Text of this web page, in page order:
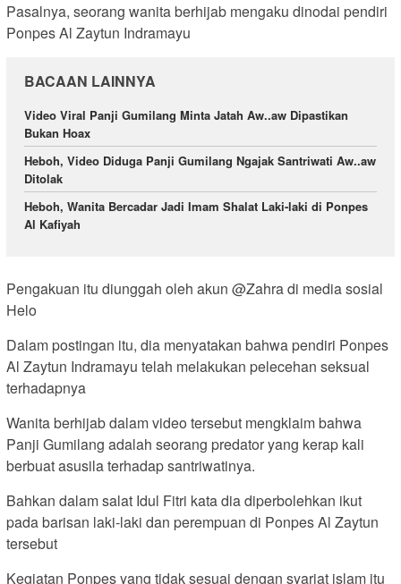
Pasalnya, seorang wanita berhijab mengaku dinodai pendiri
Ponpes Al Zaytun Indramayu
BACAAN LAINNYA
Video Viral Panji Gumilang Minta Jatah Aw..aw Dipastikan
Bukan Hoax
Heboh, Video Diduga Panji Gumilang Ngajak Santriwati Aw..aw
Ditolak
Heboh, Wanita Bercadar Jadi Imam Shalat Laki-laki di Ponpes
Al Kafiyah
Pengakuan itu diunggah oleh akun @Zahra di media sosial
Helo
Dalam postingan itu, dia menyatakan bahwa pendiri Ponpes
Al Zaytun Indramayu telah melakukan pelecehan seksual
terhadapnya
Wanita berhijab dalam video tersebut mengklaim bahwa
Panji Gumilang adalah seorang predator yang kerap kali
berbuat asusila terhadap santriwatinya.
Bahkan dalam salat Idul Fitri kata dia diperbolehkan ikut
pada barisan laki-laki dan perempuan di Ponpes Al Zaytun
tersebut
Kegiatan Ponpes yang tidak sesuai dengan syariat islam itu